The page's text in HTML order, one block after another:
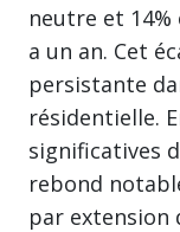
neutre et
a un an. Cet
persistante
résidentielle.
significatives
rebond
par extension